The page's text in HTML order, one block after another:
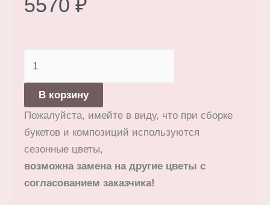
5570 ₽
Букет
из
пионов
эвкалиптом
В корзину
Пожалуйста, имейте в виду, что при сборке
букетов и композиций используются
сезонные цветы,
возможна замена на другие цветы с
согласованием заказчика!